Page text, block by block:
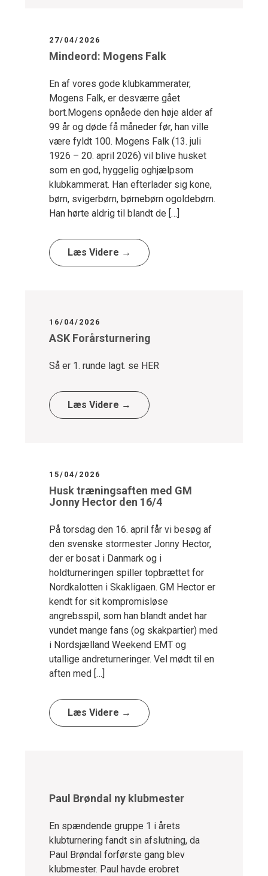
27/04/2026
Mindeord: Mogens Falk
En af vores gode klubkammerater,
Mogens Falk, er desværre gået
bort.Mogens opnåede den høje alder af
99 år og døde få måneder før, han ville
være fyldt 100. Mogens Falk (13. juli
1926 – 20. april 2026) vil blive husket
som en god, hyggelig oghjælpsom
klubkammerat. Han efterlader sig kone,
børn, svigerbørn, børnebørn ogoldebørn.
Han hørte aldrig til blandt de […]
Læs Videre →
16/04/2026
ASK Forårsturnering
Så er 1. runde lagt. se HER
Læs Videre →
15/04/2026
Husk træningsaften med GM
Jonny Hector den 16/4
På torsdag den 16. april får vi besøg af
den svenske stormester Jonny Hector,
der er bosat i Danmark og i
holdturneringen spiller topbrættet for
Nordkalotten i Skakligaen. GM Hector er
kendt for sit kompromisløse
angrebsspil, som han blandt andet har
vundet mange fans (og skakpartier) med
i Nordsjælland Weekend EMT og
utallige andreturneringer. Vel mødt til en
aften med […]
Læs Videre →
Paul Brøndal ny klubmester
En spændende gruppe 1 i årets
klubturnering fandt sin afslutning, da
Paul Brøndal forførste gang blev
klubmester. Paul havde erobret